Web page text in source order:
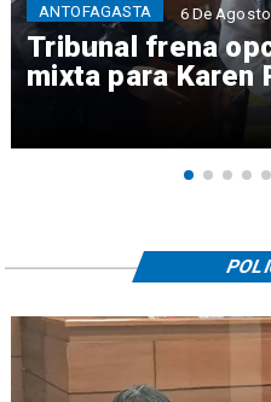
Tribunal frena
mixta para Karen
ANTOFAGASTA 6 De